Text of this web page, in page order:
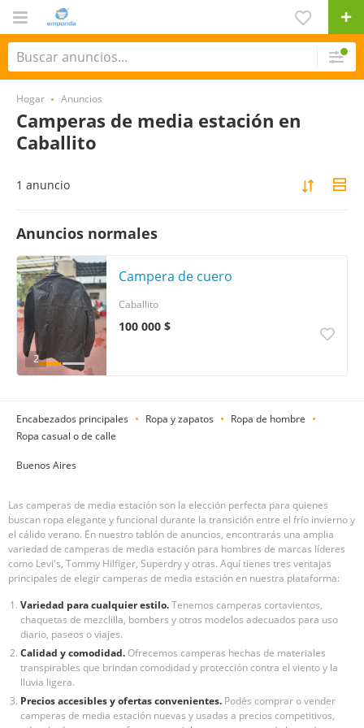
Hogar Anuncios
Camperas de media estación en
Caballito
1 anuncio
Anuncios normales
2
Campera de cuero
100 000 $
Caballito
Encabezados principales Ropa y zapatos
Ropa de hombre
Ropa casual o de calle
Buenos Aires
Las camperas de media estación son la elección perfecta para quienes
buscan ropa elegante y funcional durante la transición entre el frío invierno y
el cálido verano. En nuestro tablón de anuncios, encontrarás una amplia
variedad de camperas de media estación para hombres de marcas líderes
como Levi's, Tommy Hilfiger, Superdry y otras. Aquí tienes tres ventajas
principales de elegir camperas de media estación en nuestra plataforma:
Variedad para cualquier estilo.Tenemos camperas cortavientos,
chaquetas de mezclilla, bombers y otros modelos adecuados para uso
diario, paseos o viajes.
Calidad y comodidad.Ofrecemos camperas hechas de materiales
transpirables que brindan comodidad y protección contra el viento y la
lluvia ligera.
Precios accesibles y ofertas convenientes. Podés comprar o vender
camperas de media estación nuevas y usadas a precios competitivos,